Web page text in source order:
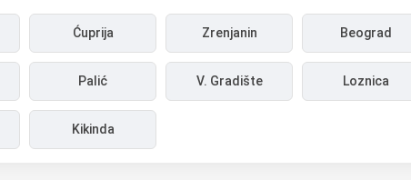
Ćuprija Zrenjanin Beograd
Palić V. Gradište Loznica
Kikinda